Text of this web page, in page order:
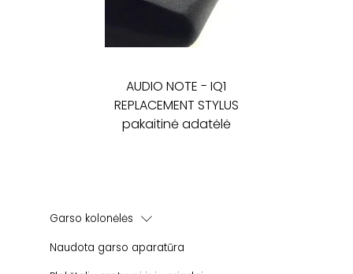
Garso kolonėlės
Ant grindų statomos kolonėlės
Naudota garso aparatūra
AUDIO NOTE -IQ1
REPLACEMENT STYLUS
pakaitinė adatėlė